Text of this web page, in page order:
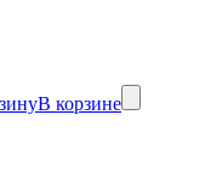
В корзине